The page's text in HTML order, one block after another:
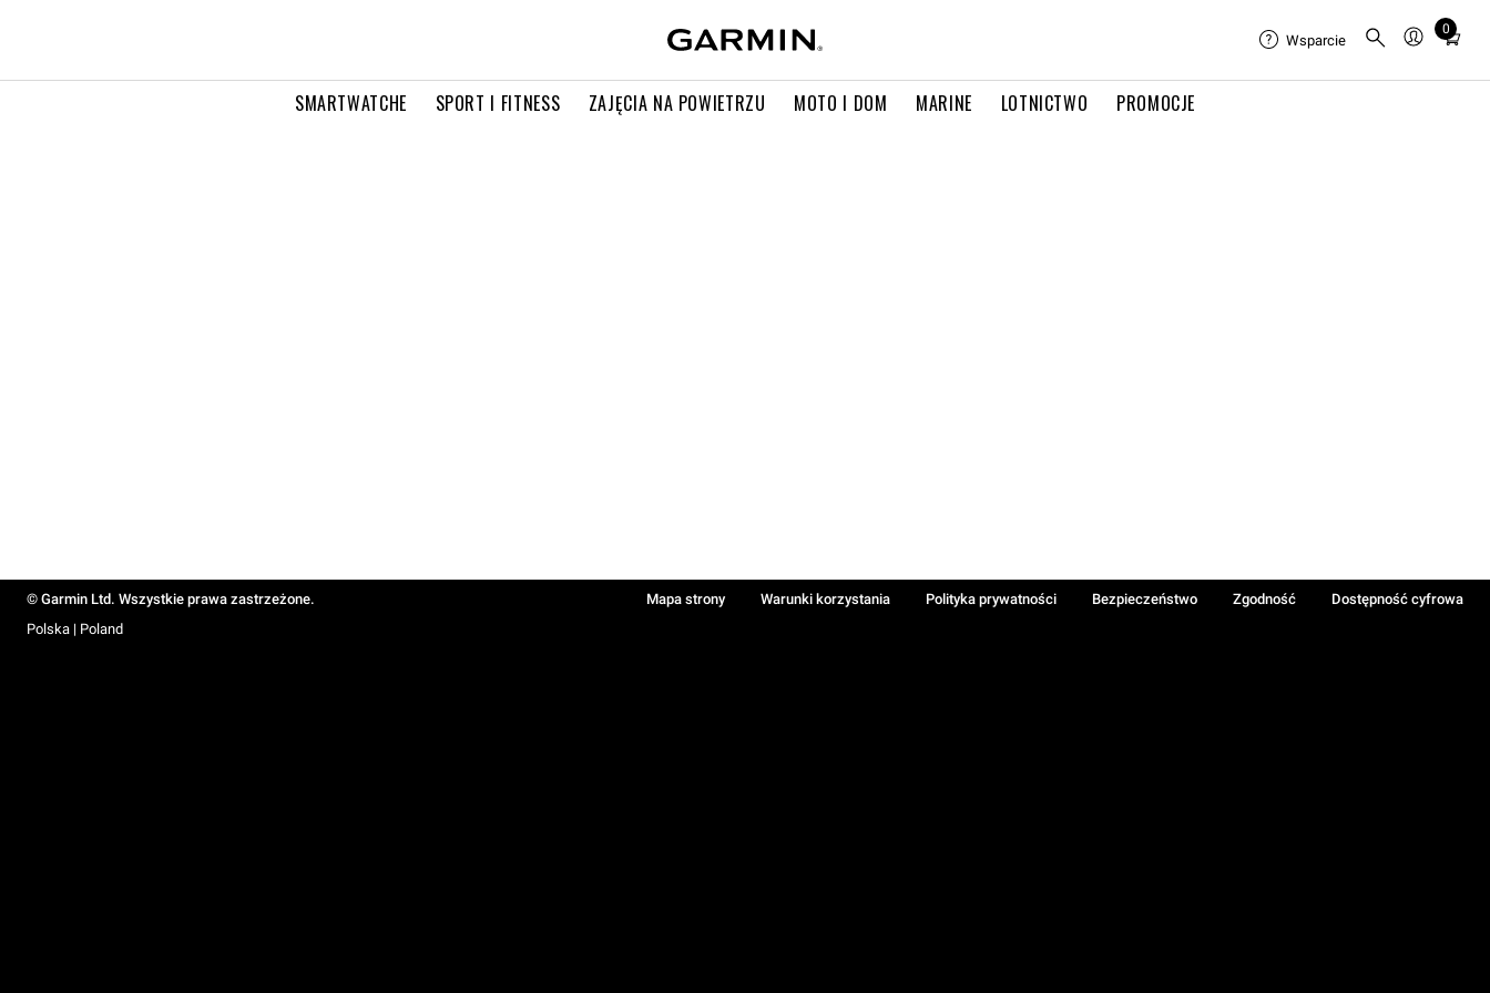
SMARTWATCHE SPORT I FITNESS ZAJĘCIA NA POWIETRZU MOTO I DOM MARINE LOTNICTWO PROMOCJE
Wsparcie
0
Total
in
© Garmin Ltd. Wszystkie prawa zastrzeżone. Mapa strony Warunki korzystania Polityka prywatności Bezpieczeństwo Zgodność
Dostępność cyfrowa
Polska | Poland